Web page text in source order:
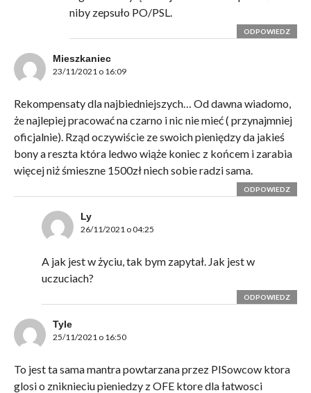
niby zepsuło PO/PSL.
ODPOWIEDZ
Mieszkaniec
23/11/2021 o 16:09
Rekompensaty dla najbiedniejszych… Od dawna wiadomo,
że najlepiej pracować na czarno i nic nie mieć ( przynajmniej
oficjalnie). Rząd oczywiście ze swoich pieniędzy da jakieś
bony a reszta która ledwo wiąże koniec z końcem i zarabia
więcej niż śmieszne 1500zł niech sobie radzi sama.
ODPOWIEDZ
Ly
26/11/2021 o 04:25
A jak jest w życiu, tak bym zapytał. Jak jest w
uczuciach?
ODPOWIEDZ
Tyle
25/11/2021 o 16:50
To jest ta sama mantra powtarzana przez PISowcow ktora
glosi o zniknieciu pieniedzy z OFE ktore dla łatwosci